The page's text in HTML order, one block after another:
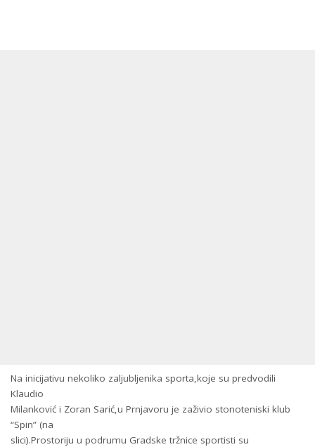
Na inicijativu nekoliko zaljubljenika sporta,koje su predvodili
Klaudio
Milanković i Zoran Sarić,u Prnjavoru je zaživio stonoteniski klub
“Spin” (na
slici).Prostoriju u podrumu Gradske tržnice sportisti su